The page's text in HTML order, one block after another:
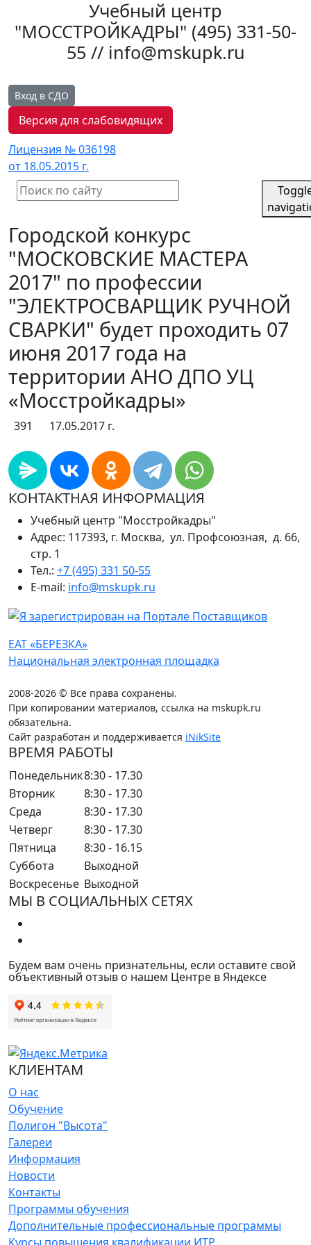
Учебный центр
"МОССТРОЙКАДРЫ" (495) 331-50-
55 // info@mskupk.ru
Вход в СДО
Версия для слабовидящих
Лицензия № 036198
от 18.05.2015 г.
Городской конкурс
"МОСКОВСКИЕ МАСТЕРА
2017" по профессии
"ЭЛЕКТРОСВАРЩИК РУЧНОЙ
СВАРКИ" будет проходить 07
июня 2017 года на
территории АНО ДПО УЦ
«Мосстройкадры»
391 17.05.2017 г.
КОНТАКТНАЯ ИНФОРМАЦИЯ
Учебный центр "Мосстройкадры"
Адрес: 117393, г. Москва, ул. Профсоюзная, д. 66,
стр. 1
Тел.: +7 (495) 331 50-55
E-mail: info@mskupk.ru
ЕАТ «БЕРЕЗКА»
Национальная электронная площадка
2008-2026 © Все права сохранены.
При копировании материалов, ссылка на mskupk.ru
обязательна.
Сайт разработан и поддерживается iNikSite
ВРЕМЯ РАБОТЫ
Понедельник8:30 - 17.30
Вторник
8:30 - 17.30
Среда
8:30 - 17.30
Четверг
8:30 - 17.30
Пятница
8:30 - 16.15
Суббота
Выходной
Воскресенье Выходной
МЫ В СОЦИАЛЬНЫХ СЕТЯХ
Будем вам очень признательны, если оставите свой
объективный отзыв о нашем Центре в Яндексе
КЛИЕНТАМ
О нас
Обучение
Полигон "Высота"
Галереи
Информация
Новости
Контакты
Программы обучения
Дополнительные профессиональные программы